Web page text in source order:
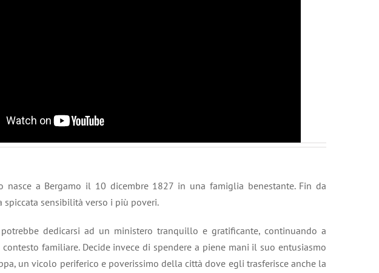
nasce a Bergamo il 10 dicembre 1827 in una famiglia benestante. Fin da
spiccata sensibilità verso i più poveri.
dedicarsi ad un ministero tranquillo e gratificante, continuando a
familiare. Decide invece di spendere a piene mani il suo entusiasmo
un vicolo periferico e poverissimo della città dove egli trasferisce anche la